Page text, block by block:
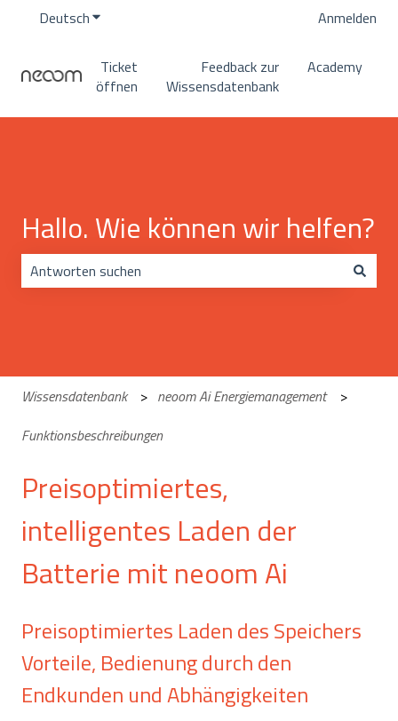
DeutschUntermenü für Übersetzungen anzeigenAnmelden
Ticket
öffnen
Feedback zur
Wissensdatenbank
Academy
Hallo. Wie können wir helfen?
Wissensdatenbank
neoom Ai Energiemanagement
Funktionsbeschreibungen
Preisoptimiertes,
intelligentes Laden der
Batterie mit neoom Ai
Preisoptimiertes Laden des Speichers
Vorteile, Bedienung durch den
Endkunden und Abhängigkeiten